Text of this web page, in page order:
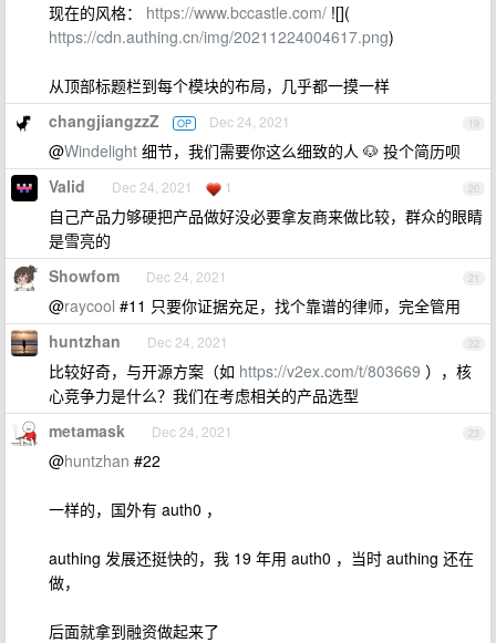
现在的风格： https://www.bccastle.com/ ![](
https://cdn.authing.cn/img/20211224004617.png)
从顶部标题栏到每个模块的布局，几乎都一摸一样
19
changjiangzzZ OP Dec 24, 2021
@Windelight 细节，我们需要你这么细致的人 🐶 投个简历呗
20
Valid Dec 24, 2021 1
自己产品力够硬把产品做好没必要拿友商来做比较，群众的眼睛
是雪亮的
21
Showfom Dec 24, 2021
@raycool #11 只要你证据充足，找个靠谱的律师，完全管用
22
huntzhan Dec 24, 2021
比较好奇，与开源方案（如 https://v2ex.com/t/803669 ），核
心竞争力是什么？我们在考虑相关的产品选型
23
metamask Dec 24, 2021
@huntzhan #22
一样的，国外有 auth0 ，
authing 发展还挺快的，我 19 年用 auth0 ，当时 authing 还在
做，
后面就拿到融资做起来了